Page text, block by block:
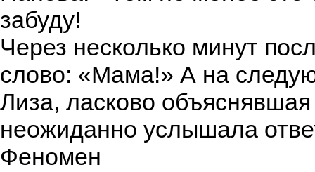
забуду!
Через несколько минут
слово: «Мама!» А на
Лиза, ласково
неожиданно услышала
Феномен